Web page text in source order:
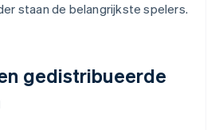
staan de belangrijkste spelers.
gedistribueerde